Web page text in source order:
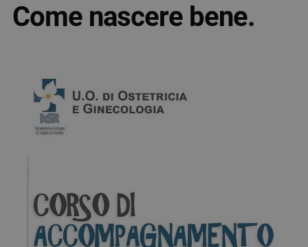
Come nascere bene.